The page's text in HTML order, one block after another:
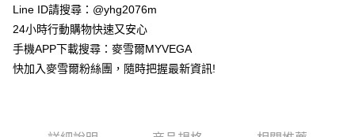
貨到付款
運送方式
全家取貨付款
Line ID請搜尋：@yhg2076m
24小時行動購物快速又安心
手機APP下載搜尋：麥雪爾MYVEGA
快加入麥雪爾粉絲團，隨時把握最新資訊!